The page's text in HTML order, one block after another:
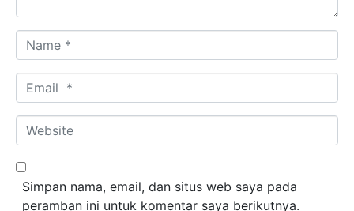
Name *
Email *
Website
Simpan nama, email, dan situs web saya pada
peramban ini untuk komentar saya berikutnya.